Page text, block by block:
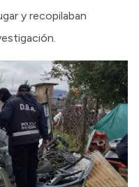
y recopilaban